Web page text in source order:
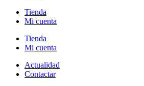
Tienda
Mi cuenta
Tienda
Mi cuenta
Actualidad
Contactar